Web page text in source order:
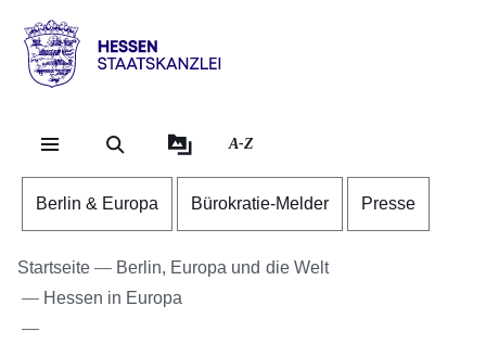
Hessen
Staatskanzlei
A-Z
Berlin & Europa Bürokratie-Melder Presse
Startseite
Berlin, Europa und die Welt
Hessen in Europa